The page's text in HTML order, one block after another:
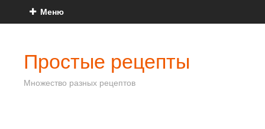
Меню
Простые рецепты
Множество разных рецептов